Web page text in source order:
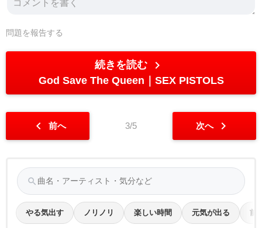
問題を報告する
続きを読む chevron_right
God Save The Queen SEX PISTOLS
chevron_left 前へ 3/5 次へ chevron_right
search
やる気出す ノリノリ 楽しい時間 元気が出る 前